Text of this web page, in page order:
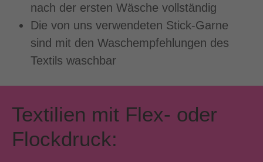
nach der ersten Wäsche vollständig
Die von uns verwendeten Stick-Garne
sind mit den Waschempfehlungen des
Textils waschbar
Textilien mit Flex- oder
Flockdruck: